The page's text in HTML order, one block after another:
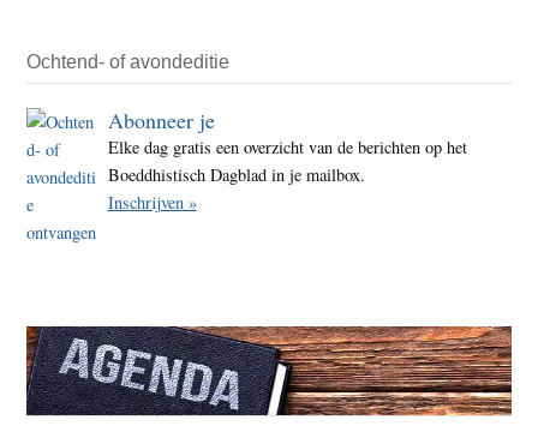
Ochtend- of avondeditie
Abonneer je
Elke dag gratis een overzicht van de berichten op het
Boeddhistisch Dagblad in je mailbox.
Inschrijven »